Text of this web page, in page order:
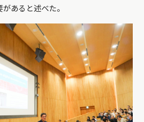
あると述べた。